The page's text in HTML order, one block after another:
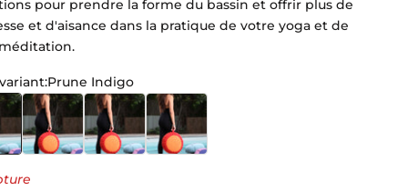
pour prendre la forme du bassin et offrir plus de
et d'aisance dans la pratique de votre yoga et de
Prune Indigo
Indigo
Bleu Niagara Gris
Rouge SafranIndigo Noir